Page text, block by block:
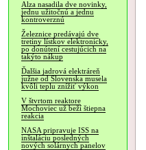
Alza nasadila dve novinky,
jednu užitočnú a jednu
kontroverznú
Železnice predávajú dve
tretiny lístkov elektronicky,
po donútení cestujúcich na
takýto nákup
Ďalšia jadrová elektráreň
južne od Slovenska musela
kvôli teplu znížiť výkon
V štvrtom reaktore
Mochoviec už beží štiepna
reakcia
NASA pripravuje ISS na
inštaláciu posledných
nových solárnych panelov